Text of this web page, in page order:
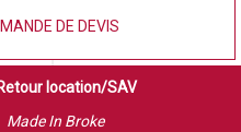
DE DEVIS
location/SAV
Made In Broke